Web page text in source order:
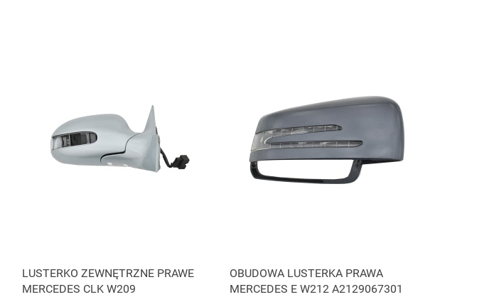
LUSTERKO ZEWNĘTRZNE PRAWE
MERCEDES CLK W209
OBUDOWA LUSTERKA PRAWA
MERCEDES E W212 A2129067301